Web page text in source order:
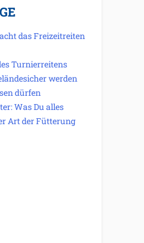
das Freizeitreiten
Turnierreitens
werden
dürfen
Was Du alles
Art der Fütterung